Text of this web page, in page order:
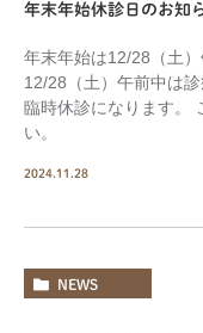
年末年始休診日のお知
年末年始は12/28（土
12/28（土）午前中は
臨時休診になります。
い。
2024.11.28
NEWS